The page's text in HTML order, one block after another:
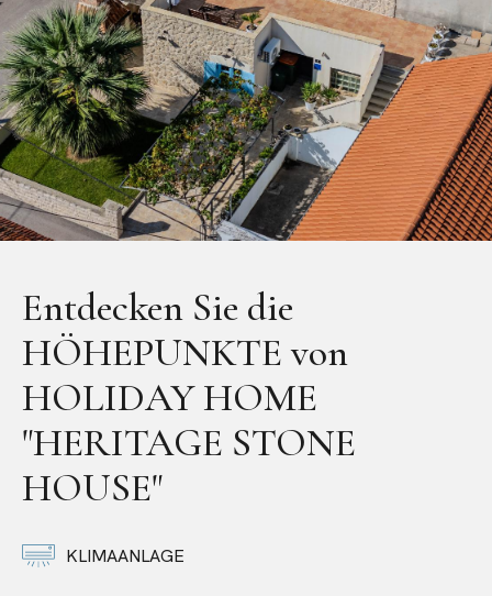
Entdecken Sie die
HÖHEPUNKTE von
HOLIDAY HOME
"HERITAGE STONE
HOUSE"
KLIMAANLAGE